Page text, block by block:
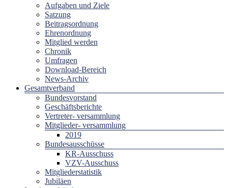
Aufgaben und Ziele
Satzung
Beitragsordnung
Ehrenordnung
Mitglied werden
Chronik
Umfragen
Download-Bereich
News-Archiv
Gesamtverband
Bundesvorstand
Geschäftsberichte
Vertreter- versammlung
Mitglieder- versammlung
2019
Bundesausschüsse
KR-Ausschuss
VZV-Ausschuss
Mitgliederstatistik
Jubiläen